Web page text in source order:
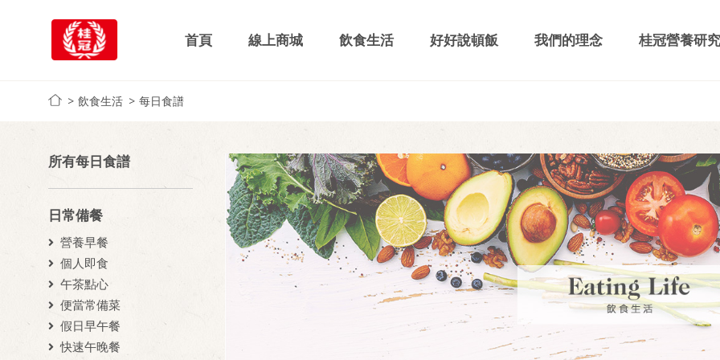
首頁 線上商城 飲食生活 好好說頓飯 我們的理念 桂冠營養研
飲食生活 每日食譜
所有每日食譜
日常備餐
營養早餐
個人即食
午茶點心
便當常備菜
假日早午餐
快速午晚餐